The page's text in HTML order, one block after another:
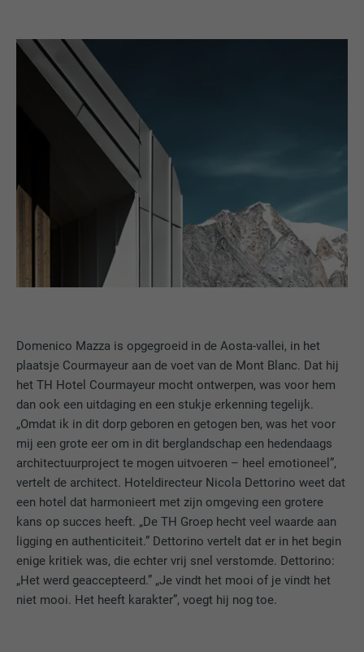
Domenico Mazza is opgegroeid in de Aosta-vallei, in het
plaatsje Courmayeur aan de voet van de Mont Blanc. Dat hij
het TH Hotel Courmayeur mocht ontwerpen, was voor hem
dan ook een uitdaging en een stukje erkenning tegelijk.
„Omdat ik in dit dorp geboren en getogen ben, was het voor
mij een grote eer om in dit berglandschap een hedendaags
architectuurproject te mogen uitvoeren – heel emotioneel”,
vertelt de architect. Hoteldirecteur Nicola Dettorino weet dat
een hotel dat harmonieert met zijn omgeving een grotere
kans op succes heeft. „De TH Groep hecht veel waarde aan
ligging en authenticiteit.” Dettorino vertelt dat er in het begin
enige kritiek was, die echter vrij snel verstomde. Dettorino:
„Het werd geaccepteerd.” „Je vindt het mooi of je vindt het
niet mooi. Het heeft karakter”, voegt hij nog toe.